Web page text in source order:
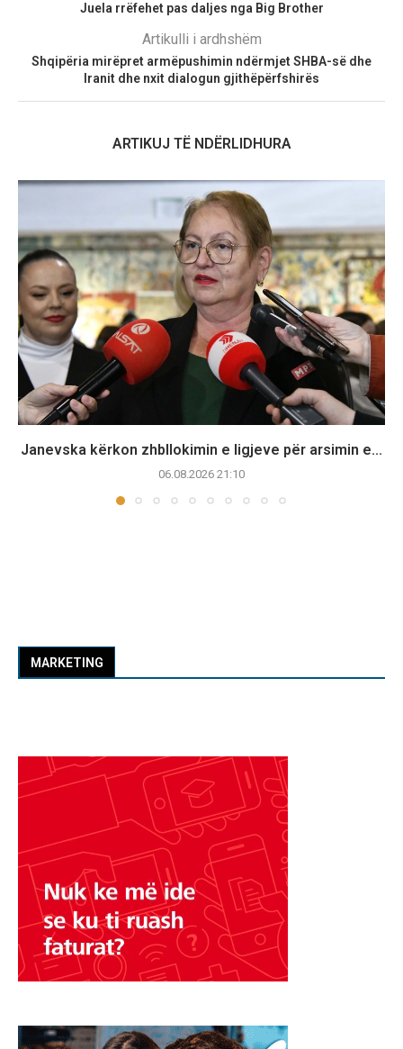
Juela rrëfehet pas daljes nga Big Brother
Artikulli i ardhshëm
Shqipëria mirëpret armëpushimin ndërmjet SHBA-së dhe
Iranit dhe nxit dialogun gjithëpërfshirës
ARTIKUJ TË NDËRLIDHURA
Janevska kërkon zhbllokimin e ligjeve për arsimin e...
06.08.2026 21:10
MARKETING